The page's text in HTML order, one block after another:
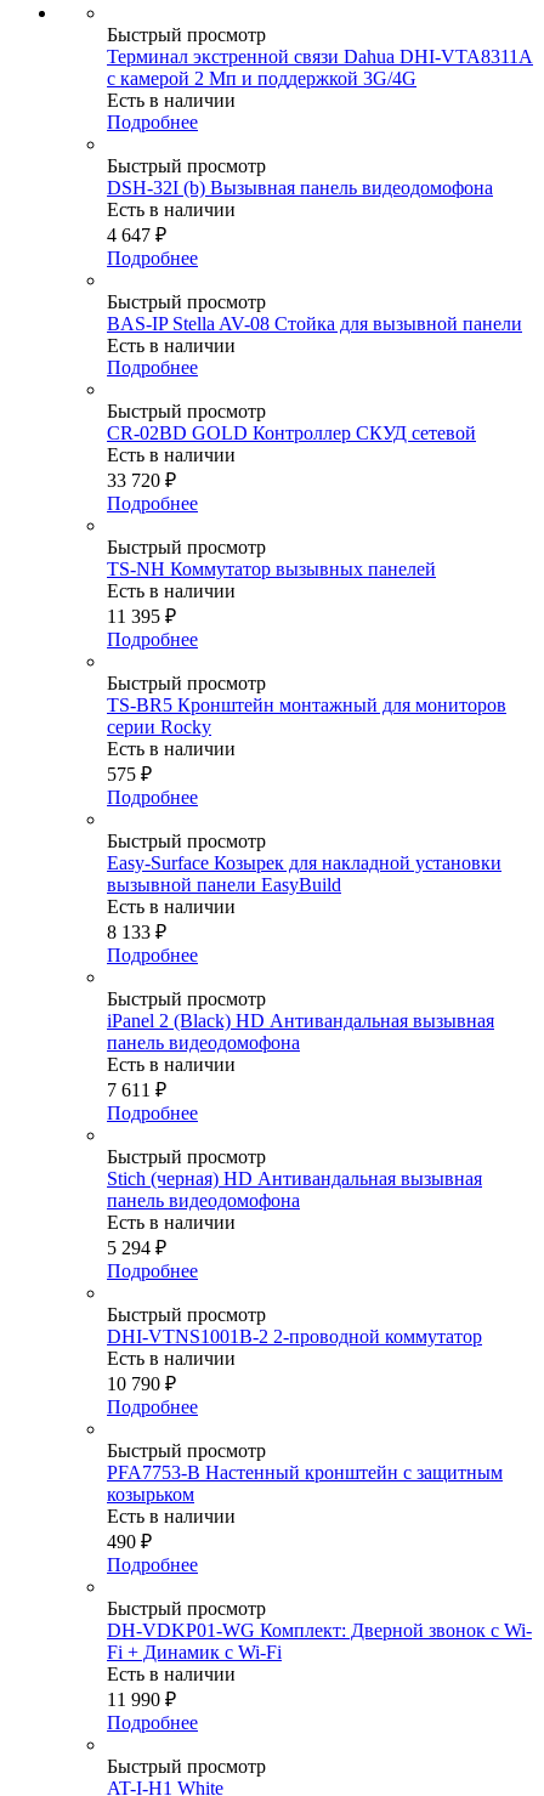
Быстрый просмотр
Терминал экстренной связи Dahua DHI-VTA8311A
с камерой 2 Мп и поддержкой 3G/4G
Есть в наличии
Подробнее
Быстрый просмотр
DSH-32I (b) Вызывная панель видеодомофона
Есть в наличии
4 647 ₽
Подробнее
Быстрый просмотр
BAS-IP Stella AV-08 Стойка для вызывной панели
Есть в наличии
Подробнее
Быстрый просмотр
CR-02BD GOLD Контроллер СКУД сетевой
Есть в наличии
33 720 ₽
Подробнее
Быстрый просмотр
TS-NH Коммутатор вызывных панелей
Есть в наличии
11 395 ₽
Подробнее
Быстрый просмотр
TS-BR5 Кронштейн монтажный для мониторов
серии Rocky
Есть в наличии
575 ₽
Подробнее
Быстрый просмотр
Easy-Surface Козырек для накладной установки
вызывной панели EasyBuild
Есть в наличии
8 133 ₽
Подробнее
Быстрый просмотр
iPanel 2 (Black) HD Антивандальная вызывная
панель видеодомофона
Есть в наличии
7 611 ₽
Подробнее
Быстрый просмотр
Stich (черная) HD Антивандальная вызывная
панель видеодомофона
Есть в наличии
5 294 ₽
Подробнее
Быстрый просмотр
DHI-VTNS1001B-2 2-проводной коммутатор
Есть в наличии
10 790 ₽
Подробнее
Быстрый просмотр
PFA7753-B Настенный кронштейн с защитным
козырьком
Есть в наличии
490 ₽
Подробнее
Быстрый просмотр
DH-VDKP01-WG Комплект: Дверной звонок с Wi-
Fi + Динамик с Wi-Fi
Есть в наличии
11 990 ₽
Подробнее
Быстрый просмотр
AT-I-H1 White